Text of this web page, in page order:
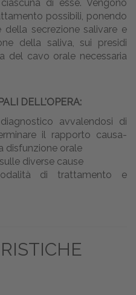
di esse. Vengono
possibili, ponendo
secrezione salivare e
della saliva, sui presidi
del cavo orale necessaria
DELL'OPERA:
avvalendosi di
il rapporto causa-
disfunzione orale
diverse cause
di trattamento e